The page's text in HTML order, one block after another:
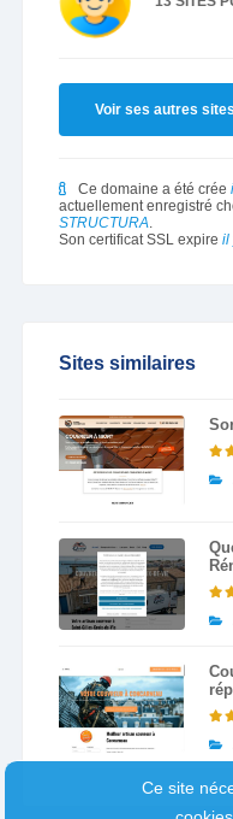
Voir ses autres sites
Ce domaine a été crée
actuellement enregistré
STRUCTURA.
Son certificat SSL expire il
Sites similaires
Ce site